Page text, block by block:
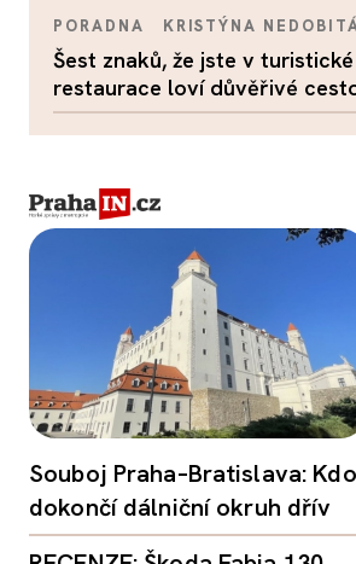
PORADNA KRISTÝNA
Šest znaků, že jste v
restaurace loví důvěřivé
Souboj Praha–Bratislava: Kdo
dokončí dálniční okruh dřív